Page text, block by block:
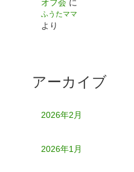
オフ会 に
ふうたママ
より
アーカイブ
2026年2月
2026年1月